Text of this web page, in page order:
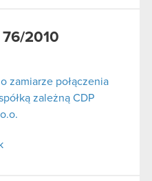
2010
zamiarze połączenia
zależną CDP